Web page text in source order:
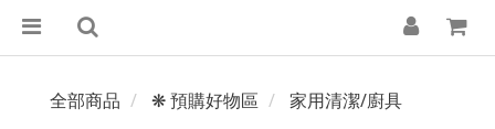
全部商品 ❋ 預購好物區 家用清潔/廚具